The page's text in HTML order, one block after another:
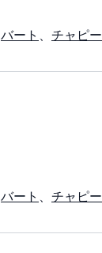
バート 、 チャピー
バート 、 チャピー